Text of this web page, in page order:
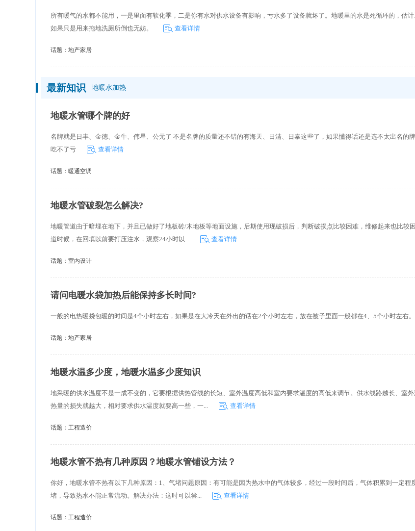
所有暖气的水都不能用，一是里面有软化季，二是你有水对供水设备有影响，亏水多了设备就坏了。地暖里的水是死循环的，估计
如果只是用来拖地洗厕所倒也无妨。
查看详情
话题： 地产家居
最新知识 地暖水加热
地暖水管哪个牌的好
名牌就是日丰、金德、金牛、伟星、公元了 不是名牌的质量还不错的有海天、日清、日泰这些了，如果懂得话还是选不太出名的
吃不了亏
查看详情
话题： 暖通空调
地暖水管破裂怎么解决?
地暖管道由于暗埋在地下，并且已做好了地板砖/木地板等地面设施，后期使用现破损后，判断破损点比较困难，维修起来也比较
道时候，在回填以前要打压注水，观察24小时以...
查看详情
话题： 室内设计
请问电暖水袋加热后能保持多长时间?
一般的电热暖袋包暖的时间是4个小时左右，如果是在大冷天在外出的话在2个小时左右，放在被子里面一般都在4、5个小时左右。
话题： 地产家居
地暖水温多少度，地暖水温多少度知识
地采暖的供水温度不是一成不变的，它要根据供热管线的长短、室外温度高低和室内要求温度的高低来调节。供水线路越长、室
热量的损失就越大，相对要求供水温度就要高一些，一...
查看详情
话题： 工程造价
地暖水管不热有几种原因？地暖水管铺设方法？
你好，地暖水管不热有以下几种原因：1、气堵问题原因：有可能是因为热水中的气体较多，经过一段时间后，气体积累到一定程
堵，导致热水不能正常流动。解决办法：这时可以尝...
查看详情
话题： 工程造价